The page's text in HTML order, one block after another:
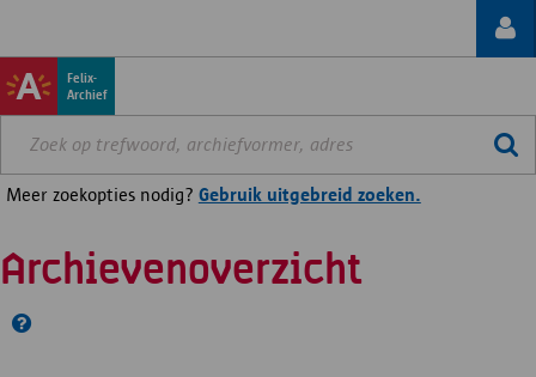
Felix-
Archief
Meer zoekopties nodig? Gebruik uitgebreid zoeken.
Archievenoverzicht